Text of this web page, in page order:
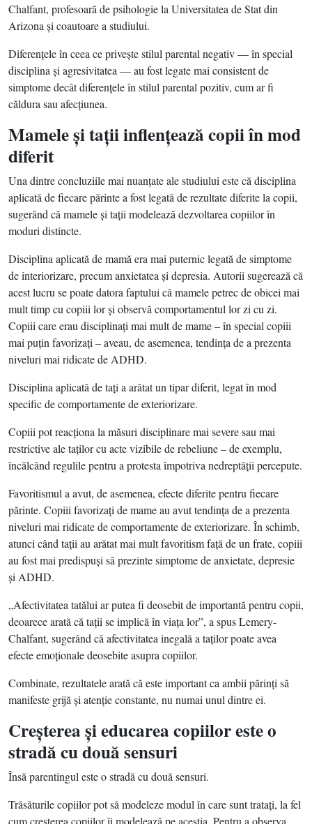
Chalfant, profesoară de psihologie la Universitatea de Stat din
Arizona şi coautoare a studiului.
Diferenţele în ceea ce priveşte stilul parental negativ — în special
disciplina şi agresivitatea — au fost legate mai consistent de
simptome decât diferenţele în stilul parental pozitiv, cum ar fi
căldura sau afecţiunea.
Mamele şi taţii inflenţează copii în mod
diferit
Una dintre concluziile mai nuanţate ale studiului este că disciplina
aplicată de fiecare părinte a fost legată de rezultate diferite la copii,
sugerând că mamele şi taţii modelează dezvoltarea copiilor în
moduri distincte.
Disciplina aplicată de mamă era mai puternic legată de simptome
de interiorizare, precum anxietatea şi depresia. Autorii sugerează că
acest lucru se poate datora faptului că mamele petrec de obicei mai
mult timp cu copiii lor şi observă comportamentul lor zi cu zi.
Copiii care erau disciplinaţi mai mult de mame – în special copiii
mai puţin favorizaţi – aveau, de asemenea, tendinţa de a prezenta
niveluri mai ridicate de ADHD.
Disciplina aplicată de taţi a arătat un tipar diferit, legat în mod
specific de comportamente de exteriorizare.
Copiii pot reacţiona la măsuri disciplinare mai severe sau mai
restrictive ale taţilor cu acte vizibile de rebeliune – de exemplu,
încălcând regulile pentru a protesta împotriva nedreptăţii percepute.
Favoritismul a avut, de asemenea, efecte diferite pentru fiecare
părinte. Copiii favorizaţi de mame au avut tendinţa de a prezenta
niveluri mai ridicate de comportamente de exteriorizare. În schimb,
atunci când taţii au arătat mai mult favoritism faţă de un frate, copiii
au fost mai predispuşi să prezinte simptome de anxietate, depresie
şi ADHD.
„Afectivitatea tatălui ar putea fi deosebit de importantă pentru copii,
deoarece arată că taţii se implică în viaţa lor”, a spus Lemery-
Chalfant, sugerând că afectivitatea inegală a taţilor poate avea
efecte emoţionale deosebite asupra copiilor.
Combinate, rezultatele arată că este important ca ambii părinţi să
manifeste grijă şi atenţie constante, nu numai unul dintre ei.
Creşterea şi educarea copiilor este o
stradă cu două sensuri
Însă parentingul este o stradă cu două sensuri.
Trăsăturile copiilor pot să modeleze modul în care sunt trataţi, la fel
cum creşterea copiilor îi modelează pe aceştia. Pentru a observa